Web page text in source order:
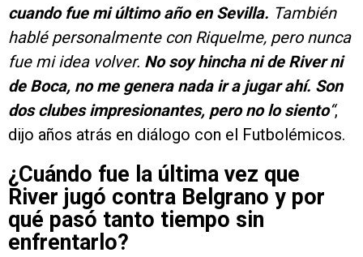
cuando fue mi último año en Sevilla. También
hablé personalmente con Riquelme, pero nunca
fue mi idea volver. No soy hincha ni de River ni
de Boca, no me genera nada ir a jugar ahí. Son
dos clubes impresionantes, pero no lo siento“,
dijo años atrás en diálogo con el Futbolémicos.
¿Cuándo fue la última vez que
River jugó contra Belgrano y por
qué pasó tanto tiempo sin
enfrentarlo?